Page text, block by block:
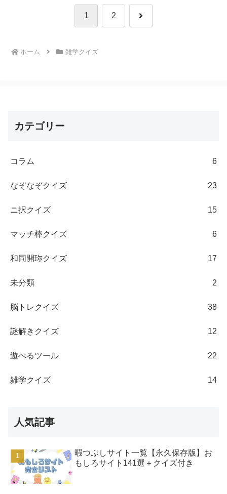
1 2 次
ホーム 雑学クイズ
カテゴリー
コラム 6
なぞなぞクイズ 23
ニ択クイズ 15
マッチ棒クイズ 6
和同開珎クイズ 17
未分類 2
脳トレクイズ 38
謎解きクイズ 12
遊べるツール 22
雑学クイズ 14
人気記事
暇つぶしサイト一覧【永久保存版】お
もしろサイト141選＋クイズ付き